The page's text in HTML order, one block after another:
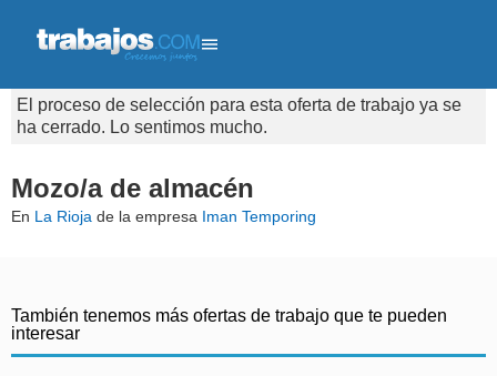
El proceso de selección para esta oferta de trabajo ya se
ha cerrado. Lo sentimos mucho.
Mozo/a de almacén
En La Rioja de la empresa Iman Temporing
También tenemos más ofertas de trabajo que te pueden
interesar